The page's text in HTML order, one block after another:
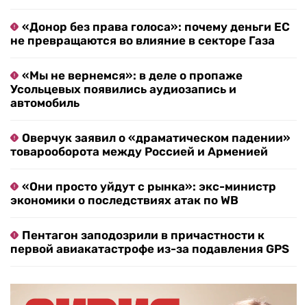
«Донор без права голоса»: почему деньги ЕС
не превращаются во влияние в секторе Газа
«Мы не вернемся»: в деле о пропаже
Усольцевых появились аудиозапись и
автомобиль
Оверчук заявил о «драматическом падении»
товарооборота между Россией и Арменией
«Они просто уйдут с рынка»: экс-министр
экономики о последствиях атак по WB
Пентагон заподозрили в причастности к
первой авиакатастрофе из-за подавления GPS